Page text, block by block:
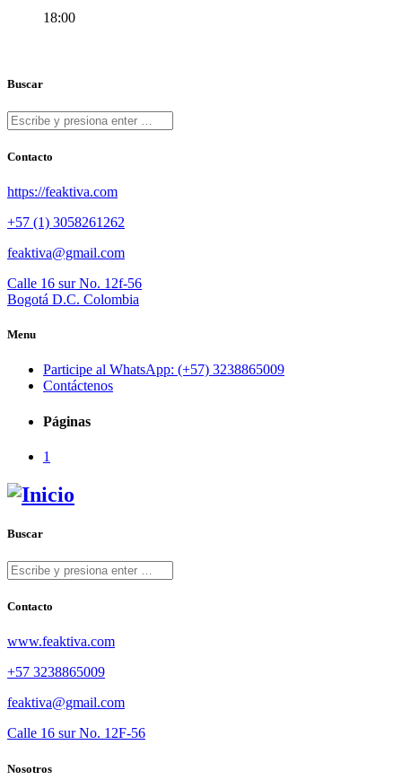
18:00
Buscar
Contacto
https://feaktiva.com
+57 (1) 3058261262
feaktiva@gmail.com
Calle 16 sur No. 12f-56
Bogotá D.C. Colombia
Menu
Participe al WhatsApp: (+57) 3238865009
Contáctenos
Páginas
1
Buscar
Contacto
www.feaktiva.com
+57 3238865009
feaktiva@gmail.com
Calle 16 sur No. 12F-56
Nosotros